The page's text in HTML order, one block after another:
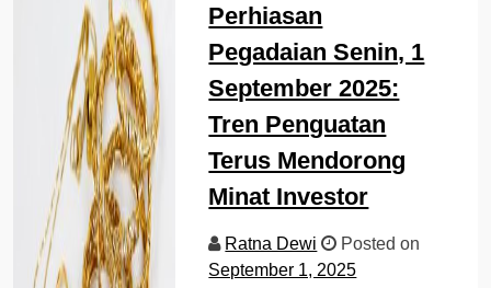
Perhiasan
Pegadaian Senin, 1
September 2025:
Tren Penguatan
Terus Mendorong
Minat Investor
Ratna Dewi
Posted on
September 1, 2025